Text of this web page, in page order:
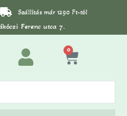
Szállítás már 1290 Ft-tól
Ferenc utca 7.
0